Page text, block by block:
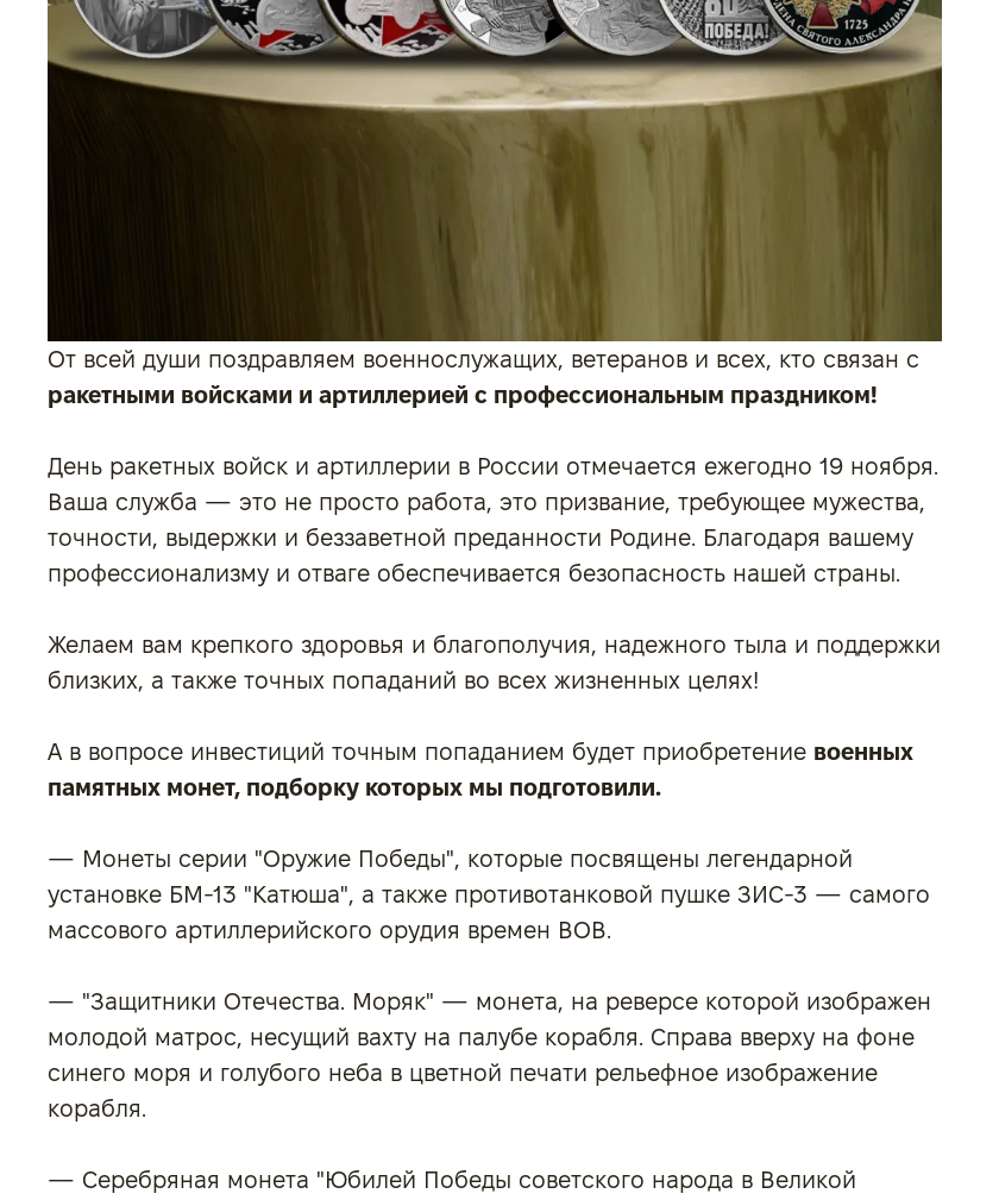
От всей души поздравляем военнослужащих, ветеранов и всех, кто связан с
ракетными войсками и артиллерией с профессиональным праздником!
День ракетных войск и артиллерии в России отмечается ежегодно 19 ноября.
Ваша служба — это не просто работа, это призвание, требующее мужества,
точности, выдержки и беззаветной преданности Родине. Благодаря вашему
профессионализму и отваге обеспечивается безопасность нашей страны.
Желаем вам крепкого здоровья и благополучия, надежного тыла и поддержки
близких, а также точных попаданий во всех жизненных целях!
А в вопросе инвестиций точным попаданием будет приобретение военных
памятных монет, подборку которых мы подготовили.
— Монеты серии "Оружие Победы", которые посвящены легендарной
установке БМ-13 "Катюша", а также противотанковой пушке ЗИС-3 — самого
массового артиллерийского орудия времен ВОВ.
— "Защитники Отечества. Моряк" — монета, на реверсе которой изображен
молодой матрос, несущий вахту на палубе корабля. Справа вверху на фоне
синего моря и голубого неба в цветной печати рельефное изображение
корабля.
— Серебряная монета "Юбилей Победы советского народа в Великой